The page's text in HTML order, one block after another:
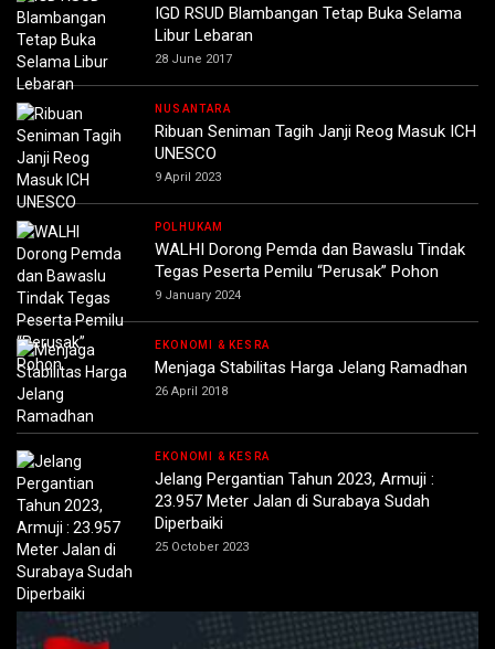
IGD RSUD Blambangan Tetap Buka Selama
Libur Lebaran
28 June 2017
NUSANTARA
Ribuan Seniman Tagih Janji Reog Masuk ICH
UNESCO
9 April 2023
POLHUKAM
WALHI Dorong Pemda dan Bawaslu Tindak
Tegas Peserta Pemilu “Perusak” Pohon
9 January 2024
EKONOMI & KESRA
Menjaga Stabilitas Harga Jelang Ramadhan
26 April 2018
EKONOMI & KESRA
Jelang Pergantian Tahun 2023, Armuji :
23.957 Meter Jalan di Surabaya Sudah
Diperbaiki
25 October 2023